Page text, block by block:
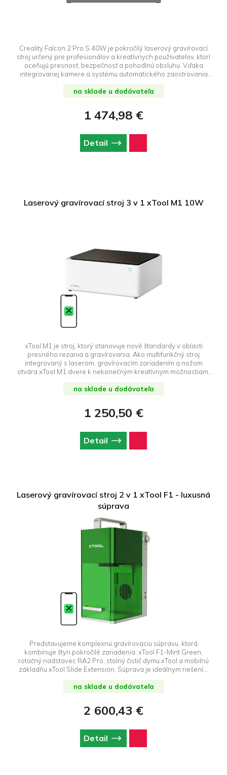
Creality Falcon 2 Pro S 40W je pokročilý laserový gravírovací
stroj určený pre profesionálov a kreatívnych používateľov, ktorí
oceňujú presnosť, bezpečnosť a pohodlnú obsluhu. Vďaka
integrovanej kamere a systému automatického zaostrovania
nastavenie grafiky. Vysoký výkon lasera umožňuje efektívne
rezanie a gravírovanie do dreva, akrylu, kože alebo kovu s
na sklade u dodávateľa
1 474,98 €
Detail
Laserový gravírovací stroj 3 v 1 xTool M1 10W
xTool M1 je stroj, ktorý stanovuje nové štandardy v oblasti
presného rezania a gravírovania. Ako multifunkčný stroj
integrovaný s laserom, gravírovacím zariadením a nožom
otvára xTool M1 dvere k nekonečným kreatívnym možnostiam.
alebo profesionálny dizajnér, xTool M1 je navrhnutý tak, aby
podporoval vašu predstavivosť a pomohol vám realizovať vaše
na sklade u dodávateľa
1 250,50 €
Detail
Laserový gravírovací stroj 2 v 1 xTool F1 - luxusná
súprava
Predstavujeme komplexnú gravírovaciu súpravu, ktorá
kombinuje štyri pokročilé zariadenia: xTool F1-Mint Green,
rotačný nadstavec RA2 Pro, stolný čistič dymu xTool a mobilnú
základňu xTool Slide Extension. Súprava je ideálnym riešením
presnosť, všestrannosť a čistotu.
na sklade u dodávateľa
2 600,43 €
Detail